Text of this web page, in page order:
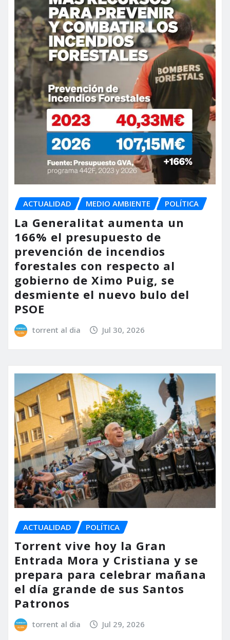
ACTUALIDAD MEDIO AMBIENTE POLÍTICA
La Generalitat aumenta un
166% el presupuesto de
prevención de incendios
forestales con respecto al
gobierno de Ximo Puig, se
desmiente el nuevo bulo del
PSOE
torrent al dia Jul 30, 2026
ACTUALIDAD POLÍTICA
Torrent vive hoy la Gran
Entrada Mora y Cristiana y se
prepara para celebrar mañana
el día grande de sus Santos
Patronos
torrent al dia Jul 29, 2026